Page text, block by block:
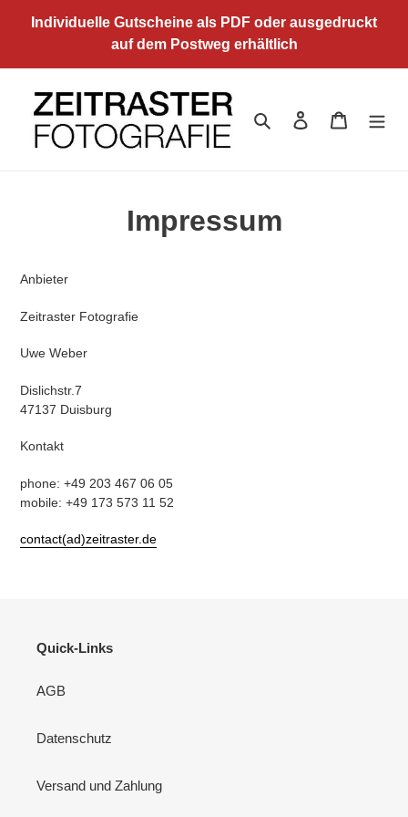
Individuelle Gutscheine als PDF oder ausgedruckt
auf dem Postweg erhältlich
Suchen Einloggen
Impressum
Anbieter
Zeitraster Fotografie
Uwe Weber
Dislichstr.7
47137 Duisburg
Kontakt
phone: +49 203 467 06 05
mobile: +49 173 573 11 52
contact(ad)zeitraster.de
Quick-Links
AGB
Datenschutz
Versand und Zahlung